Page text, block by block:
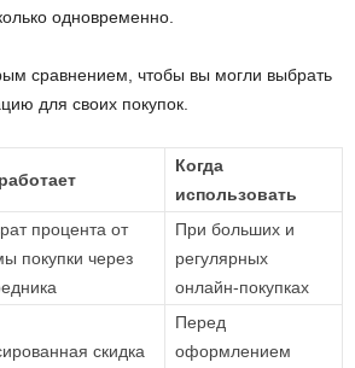
одновременно.
сравнением, чтобы вы могли выбрать
для своих покупок.
Когда
использовать
процента от
покупки через
При больших и
регулярных
онлайн-покупках
скидка
Перед
оформлением